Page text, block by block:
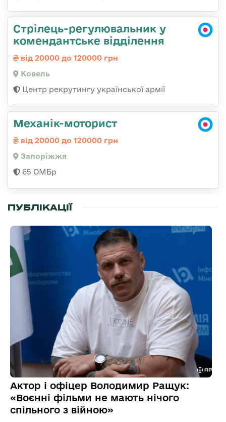
Стрілець-регулювальник у
комендантське відділення
від 20000 до 120000 грн
Ковель
Центр рекрутингу української армії
Механік-моторист
від 20000 до 120000 грн
Запоріжжя
65 ОМБр
ПУБЛІКАЦІЇ
Актор і офіцер Володимир Ращук:
«Воєнні фільми не мають нічого
спільного з війною»